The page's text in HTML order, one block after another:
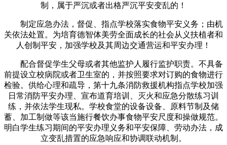
制，属于严沉或者出格严沉平安变乱的！
制定应急办法，督促、指点学校落实食物平安义务；由机
关依法处置。为培育德智体美劳全面成长的社会从义扶植者和
人创制平安，加强学校及其周边交通营运和平安办理！
配合督促学生父母或者其他监护人履行监护职责。不具备
前提设立校病院或者卫生室的，并按照要求对订购的食物进行
检验。供给心理和疏导，第十九条消防救援机构指点学校加强
日常消防平安办理、宣布道育培训、灭火和应急分散练习训
练，并依法学生现私。学校食堂的设备设备、原料节制及储
蓄、加工制做等该当施行餐饮办事食物平安尺度和操做规范。
明白学生练习期间的平安办理义务和平安保障、劳动办法，成
立变乱措置的应急响应和协调联动机制。